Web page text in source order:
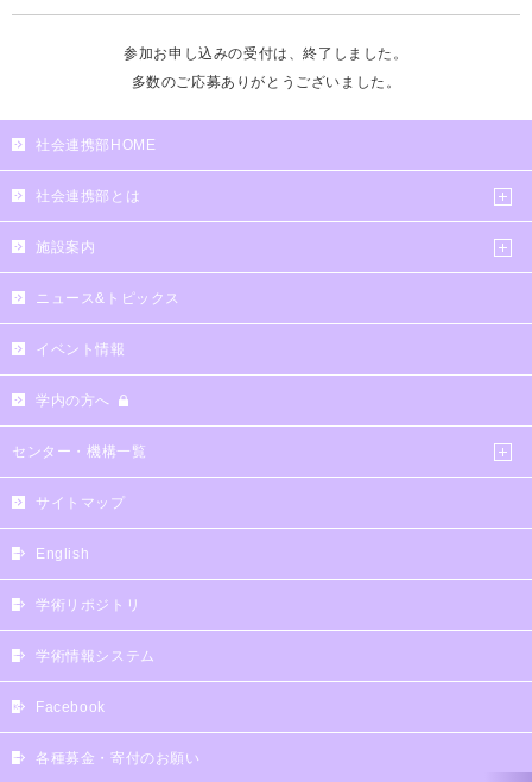
参加お申し込みの受付は、終了しました。
多数のご応募ありがとうございました。
社会連携部HOME
社会連携部とは
施設案内
ニュース&トピックス
イベント情報
学内の方へ
センター・機構一覧
サイトマップ
English
学術リポジトリ
学術情報システム
Facebook
各種募金・寄付のお願い